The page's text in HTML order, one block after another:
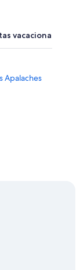
vacacionales
Apalaches